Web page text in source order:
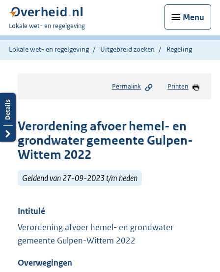
Menu
U
bent
hier:
Lokale wet- en regelgeving
Lokale wet- en regelgeving Uitgebreid zoeken Regeling
Permalink Printen
Verordening afvoer hemel- en
grondwater gemeente Gulpen-
Wittem 2022
Geldend van 27-09-2023 t/m heden
Intitulé
Verordening afvoer hemel- en grondwater
gemeente Gulpen-Wittem 2022
Overwegingen